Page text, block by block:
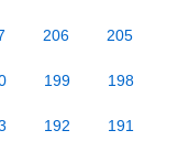
206 205
199 198
192 191